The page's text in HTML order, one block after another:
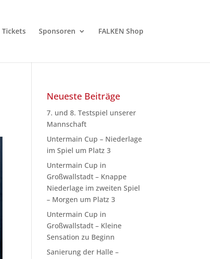
Tickets Sponsoren FALKEN Shop
Neueste Beiträge
7. und 8. Testspiel unserer
Mannschaft
Untermain Cup – Niederlage
im Spiel um Platz 3
Untermain Cup in
Großwallstadt – Knappe
Niederlage im zweiten Spiel
– Morgen um Platz 3
Untermain Cup in
Großwallstadt – Kleine
Sensation zu Beginn
Sanierung der Halle –